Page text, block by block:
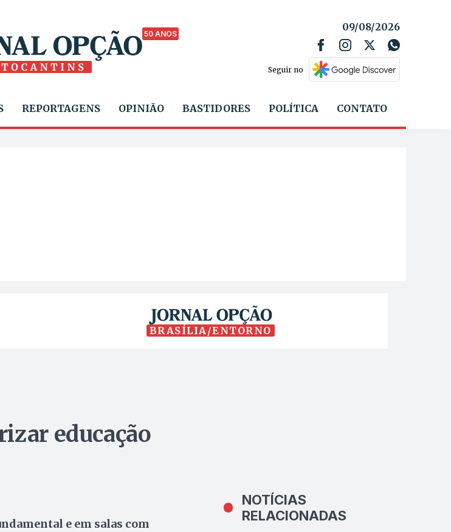
50 ANOS
09/08/2026
Seguir no
REPORTAGENS OPINIÃO BASTIDORES POLÍTICA CONTATO
BRASÍLIA/ENTORNO
educação
e em salas com
NOTÍCIAS
RELACIONADAS